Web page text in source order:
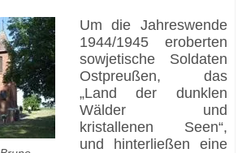
Um die Jahreswende
1944/1945 eroberten
sowjetische Soldaten
Ostpreußen, das
„Land der dunklen
Wälder und
kristallenen Seen“,
und hinterließen eine